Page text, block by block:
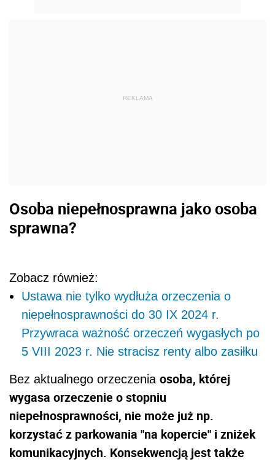
REKLAMA
Osoba niepełnosprawna jako osoba
sprawna?
Zobacz również:
Ustawa nie tylko wydłuża orzeczenia o
niepełnosprawności do 30 IX 2024 r.
Przywraca ważność orzeczeń wygasłych po
5 VIII 2023 r. Nie stracisz renty albo zasiłku
Bez aktualnego orzeczenia osoba, której
wygasa orzeczenie o stopniu
niepełnosprawności, nie może już np.
korzystać z parkowania "na kopercie" i zniżek
komunikacyjnych. Konsekwencją jest także